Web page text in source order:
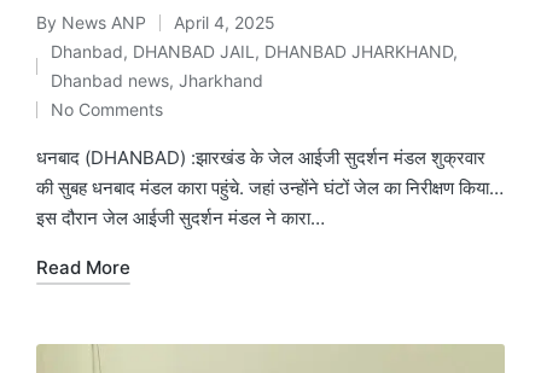
Posted
by
By News ANP April 4, 2025
Posted
in
Dhanbad, DHANBAD JAIL , DHANBAD JHARKHAND,
Dhanbad news, Jharkhand
No Comments
धनबाद (DHANBAD) :झारखंड के जेल आईजी सुदर्शन मंडल शुक्रवार
की सुबह धनबाद मंडल कारा पहुंचे. जहां उन्होंने घंटों जेल का निरीक्षण किया…
इस दौरान जेल आईजी सुदर्शन मंडल ने कारा…
Read More